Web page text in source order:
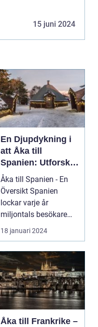
15 juni 2024
En Djupdykning i
att Åka till
Spanien: Utforska
det
Mångfacetterade
Spanien
Åka till Spanien - En
Översikt Spanien
lockar varje år
miljontals besökare
med sina fantastiska
str...
18 januari 2024
Åka till Frankrike –